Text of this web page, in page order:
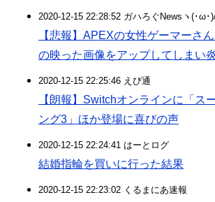
2020-12-15 22:28:52 ガハろぐNewsヽ(･ω･
【悲報】APEXの女性ゲーマーさ
の映った画像をアップしてしまい
2020-12-15 22:25:46 えび通
【朗報】Switchオンラインに「ス
ング3」ほか登場に喜びの声
2020-12-15 22:24:41 はーとログ
結婚指輪を買いに行った結果
2020-12-15 22:23:02 くるまにあ速報